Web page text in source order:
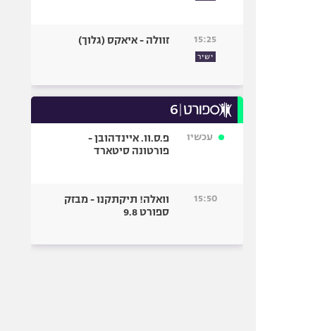
15:25
ישיר
זוולה - איאקס (גלוך)
עכשיו
פ.ס.וו. איינדהובן -
פורטונה סיטארד
15:50
וואלה! תיקתקנו - מבזק
ספורט 9.8